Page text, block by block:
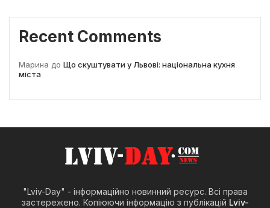
Recent Comments
Марина до Що скуштувати у Львові: національна кухня
міста
"Lviv-Day" - інформаційно новинний ресурс. Всі права
застережено. Копіюючи інформацію з публікацій Lviv-